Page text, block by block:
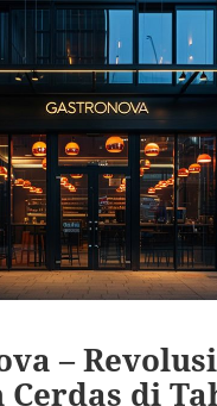
– Revolusi
Cerdas di